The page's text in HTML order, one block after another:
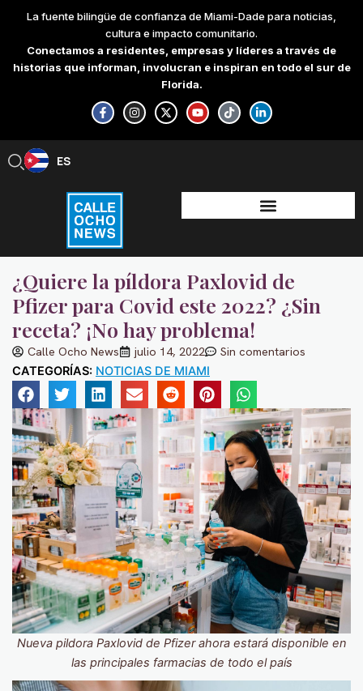
content
La fuente bilingüe de confianza de Miami-Dade para noticias,
cultura e impacto comunitario.
Conectamos a residentes, empresas y líderes a través de
historias que informan, involucran e inspiran en todo el sur de
Florida.
F
a
c
e
-
f
I
n
s
t
X
-
t
w
Y
o
u
t
T
i
k
t
L
i
n
k
-
i
n
ES
EN
¿Quiere la píldora Paxlovid de
Pfizer para Covid este 2022? ¿Sin
receta? ¡No hay problema!
Calle Ocho News julio 14, 2022 Sin comentarios
CATEGORÍAS: NOTICIAS DE MIAMI
Nueva pildora Paxlovid de Pfizer ahora estará disponible en
las principales farmacias de todo el país